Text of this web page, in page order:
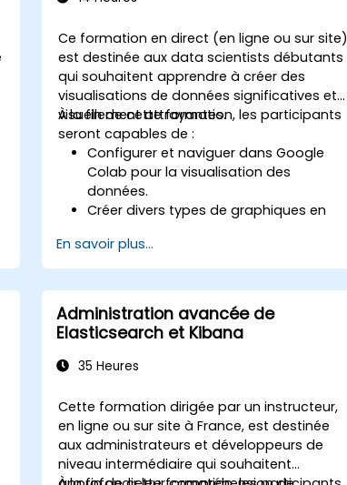
Ce formation en direct (en ligne ou sur site)
est destinée aux data scientists débutants
qui souhaitent apprendre à créer des
visualisations de données significatives et
visuellement attrayantes.
À la fin de cette formation, les participants
seront capables de :
Configurer et naviguer dans Google
Colab pour la visualisation des
données.
Créer divers types de graphiques en
Utiliser Seaborn pour des techniques
de visualisation avancées.
Personnaliser les graphiques pour une
meilleure présentation et clarté.
Interpréter et présenter efficacement
les données à l'aide d'outils visuels.
En savoir plus...
Administration avancée de
Elasticsearch et Kibana
35 Heures
Cette formation dirigée par un instructeur,
en ligne ou sur site à France, est destinée
aux administrateurs et développeurs de
niveau intermédiaire qui souhaitent